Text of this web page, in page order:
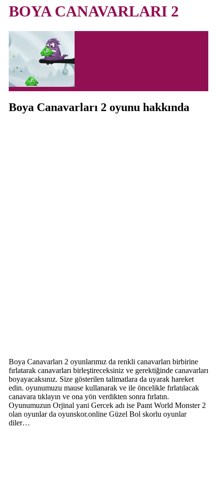
BOYA CANAVARLARI 2
Boya Canavarları 2 oyunu hakkında
Boya Canavarları 2 oyunlarımız da renkli canavarları birbirine
fırlatarak canavarları birleştireceksiniz ve gerektiğinde canavarları
boyayacaksınız. Size gösterilen talimatlara da uyarak hareket
edin. oyunumuzu mause kullanarak ve ile öncelikle fırlatılacak
canavara tıklayın ve ona yön verdikten sonra fırlatın.
Oyunumuzun Orjinal yani Gercek adı ise Paınt World Monster 2
olan oyunlar da oyunskor.online Güzel Bol skorlu oyunlar
diler…